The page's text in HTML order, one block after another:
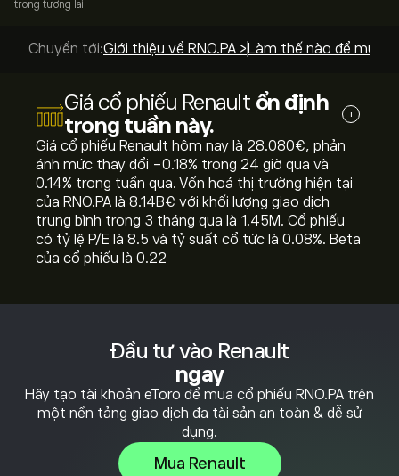
Đầu tư vào Renault
ngay
Hãy tạo tài khoản eToro để mua cổ phiếu RNO.PA trên
một nền tảng giao dịch đa tài sản an toàn & dễ sử
dụng.
Mua Renault
trong tương lai
Chuyển tới:Giới thiệu về RNO.PA > Làm thế nào để mua?
Giá cổ phiếu Renault ổn định
trong tuần này.
i
Giá cổ phiếu Renault hôm nay là 28.080‎€‎, phản
ánh mức thay đổi ‎-0.18‎% trong 24 giờ qua và
‎0.14‎% trong tuần qua. Vốn hoá thị trường hiện tại
của RNO.PA là 8.14B‎€‎ với khối lượng giao dịch
trung bình trong 3 tháng qua là 1.45M. Cổ phiếu
có tỷ lệ P/E là 8.5 và tỷ suất cổ tức là 0.08%. Beta
của cổ phiếu là 0.22